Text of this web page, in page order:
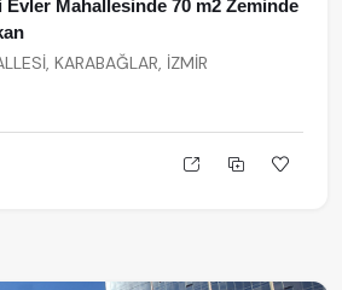
Mahallesinde 70 m2 Zeminde
KARABAĞLAR, İZMİR